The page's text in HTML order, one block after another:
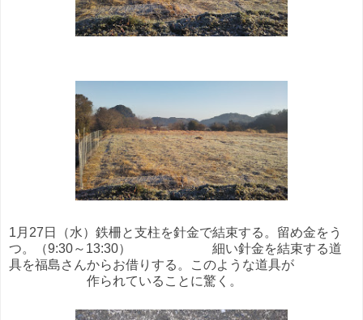
1月27日（水）鉄柵と支柱を針金で結束する。留め金をう
つ。（9:30～13:30） 細い針金を結束する道
具を福島さんからお借りする。このような道具が
作られていることに驚く。